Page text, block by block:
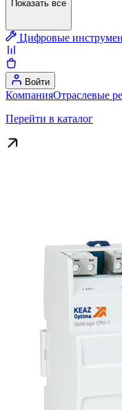
Показать все
Цифровые
Войти
КомпанияОтраслевые
Перейти в каталог